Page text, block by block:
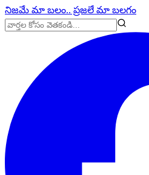
నిజమే మా బలం.. ప్రజలే మా బలగం